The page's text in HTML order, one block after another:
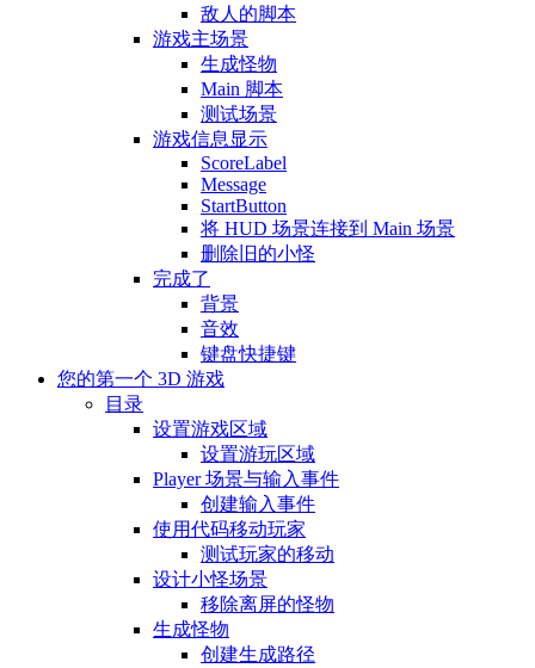
敌人的脚本
游戏主场景
生成怪物
Main 脚本
测试场景
游戏信息显示
ScoreLabel
Message
StartButton
将 HUD 场景连接到 Main 场景
删除旧的小怪
完成了
背景
音效
键盘快捷键
您的第一个 3D 游戏
目录
设置游戏区域
设置游玩区域
Player 场景与输入事件
创建输入事件
使用代码移动玩家
测试玩家的移动
设计小怪场景
移除离屏的怪物
生成怪物
创建生成路径